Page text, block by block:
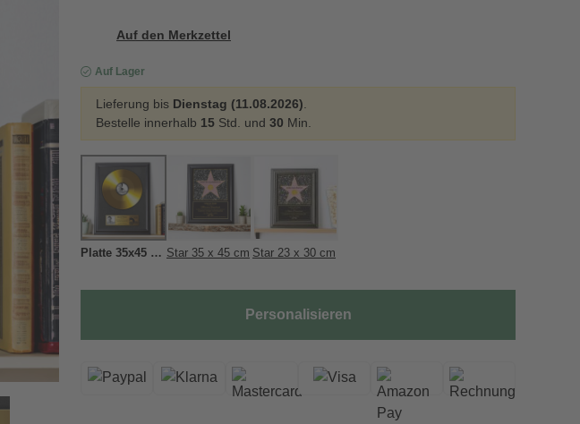
Auf den Merkzettel
Auf Lager
Lieferung bis Dienstag (11.08.2026)
Bestelle innerhalb 15 Std. und 30 Min.
Platte 35x45 cm Star 35 x 45 cm Star 23 x 30 cm
Personalisieren